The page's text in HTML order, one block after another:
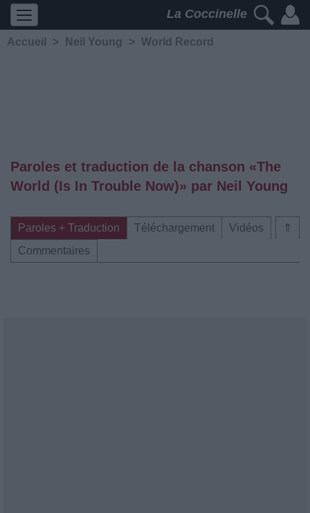
La Coccinelle
Accueil > Neil Young > World Record
Paroles et traduction de la chanson «The
World (Is In Trouble Now)» par Neil Young
⇑
Paroles + Traduction Téléchargement
Vidéos
Commentaires